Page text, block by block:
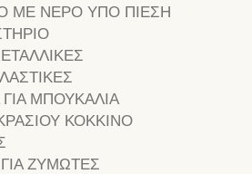
ΜΕ ΝΕΡΟ ΥΠΟ ΠΙΕΣΗ
ΜΠΟΥΚΑΛΙΑ
ΚΟΚΚΙΝΟ
ΖΥΜΩΤΕΣ